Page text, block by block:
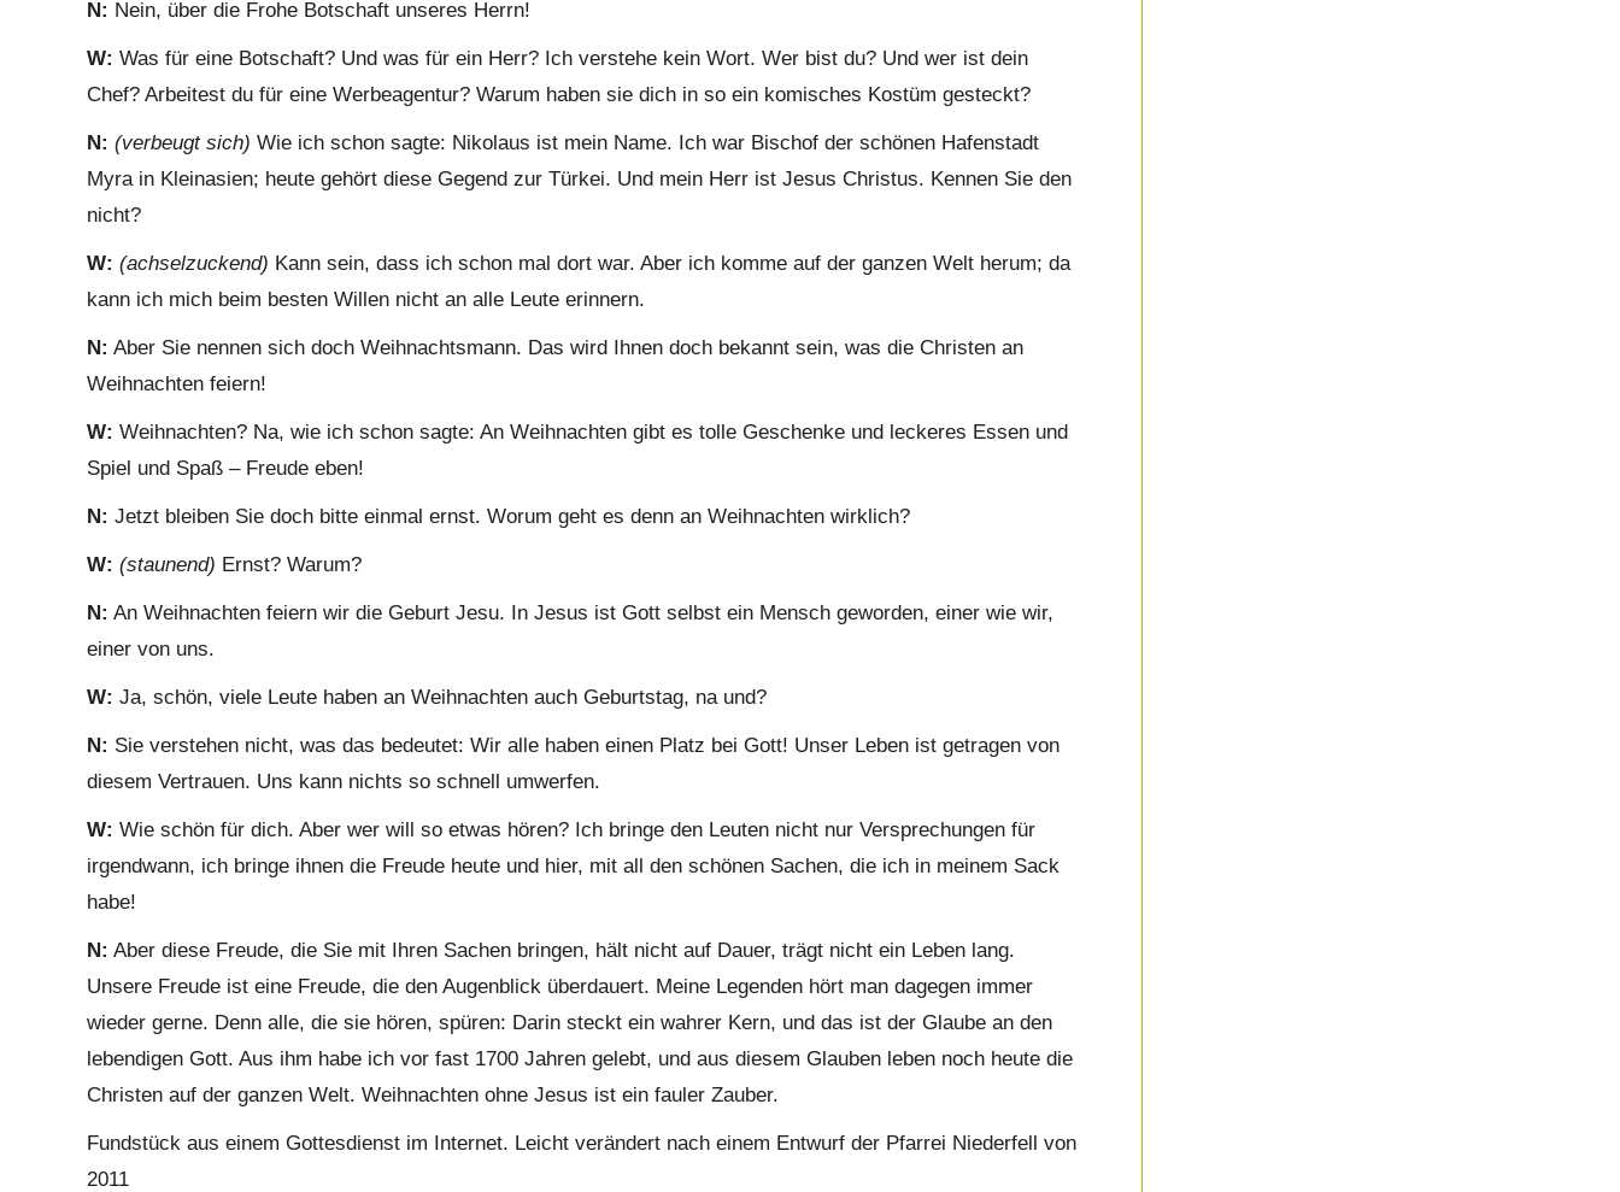
N: Nein, über die Frohe Botschaft unseres Herrn!
W: Was für eine Botschaft? Und was für ein Herr? Ich verstehe kein Wort. Wer bist du? Und wer ist dein
Chef? Arbeitest du für eine Werbeagentur? Warum haben sie dich in so ein komisches Kostüm gesteckt?
N: (verbeugt sich) Wie ich schon sagte: Nikolaus ist mein Name. Ich war Bischof der schönen Hafenstadt
Myra in Kleinasien; heute gehört diese Gegend zur Türkei. Und mein Herr ist Jesus Christus. Kennen Sie den
nicht?
W: (achselzuckend) Kann sein, dass ich schon mal dort war. Aber ich komme auf der ganzen Welt herum; da
kann ich mich beim besten Willen nicht an alle Leute erinnern.
N: Aber Sie nennen sich doch Weihnachtsmann. Das wird Ihnen doch bekannt sein, was die Christen an
Weihnachten feiern!
W: Weihnachten? Na, wie ich schon sagte: An Weihnachten gibt es tolle Geschenke und leckeres Essen und
Spiel und Spaß – Freude eben!
N: Jetzt bleiben Sie doch bitte einmal ernst. Worum geht es denn an Weihnachten wirklich?
W: (staunend) Ernst? Warum?
N: An Weihnachten feiern wir die Geburt Jesu. In Jesus ist Gott selbst ein Mensch geworden, einer wie wir,
einer von uns.
W: Ja, schön, viele Leute haben an Weihnachten auch Geburtstag, na und?
N: Sie verstehen nicht, was das bedeutet: Wir alle haben einen Platz bei Gott! Unser Leben ist getragen von
diesem Vertrauen. Uns kann nichts so schnell umwerfen.
W: Wie schön für dich. Aber wer will so etwas hören? Ich bringe den Leuten nicht nur Versprechungen für
irgendwann, ich bringe ihnen die Freude heute und hier, mit all den schönen Sachen, die ich in meinem Sack
habe!
N: Aber diese Freude, die Sie mit Ihren Sachen bringen, hält nicht auf Dauer, trägt nicht ein Leben lang.
Unsere Freude ist eine Freude, die den Augenblick überdauert. Meine Legenden hört man dagegen immer
wieder gerne. Denn alle, die sie hören, spüren: Darin steckt ein wahrer Kern, und das ist der Glaube an den
lebendigen Gott. Aus ihm habe ich vor fast 1700 Jahren gelebt, und aus diesem Glauben leben noch heute die
Christen auf der ganzen Welt. Weihnachten ohne Jesus ist ein fauler Zauber.
Fundstück aus einem Gottesdienst im Internet. Leicht verändert nach einem Entwurf der Pfarrei Niederfell von
2011